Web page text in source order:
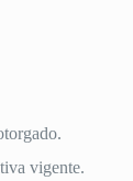
vigente.